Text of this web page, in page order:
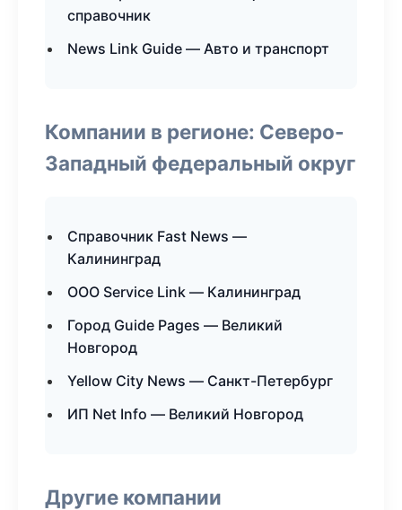
справочник
News Link Guide — Авто и транспорт
Компании в регионе: Северо-
Западный федеральный округ
Справочник Fast News —
Калининград
ООО Service Link — Калининград
Город Guide Pages — Великий
Новгород
Yellow City News — Санкт-Петербург
ИП Net Info — Великий Новгород
Другие компании